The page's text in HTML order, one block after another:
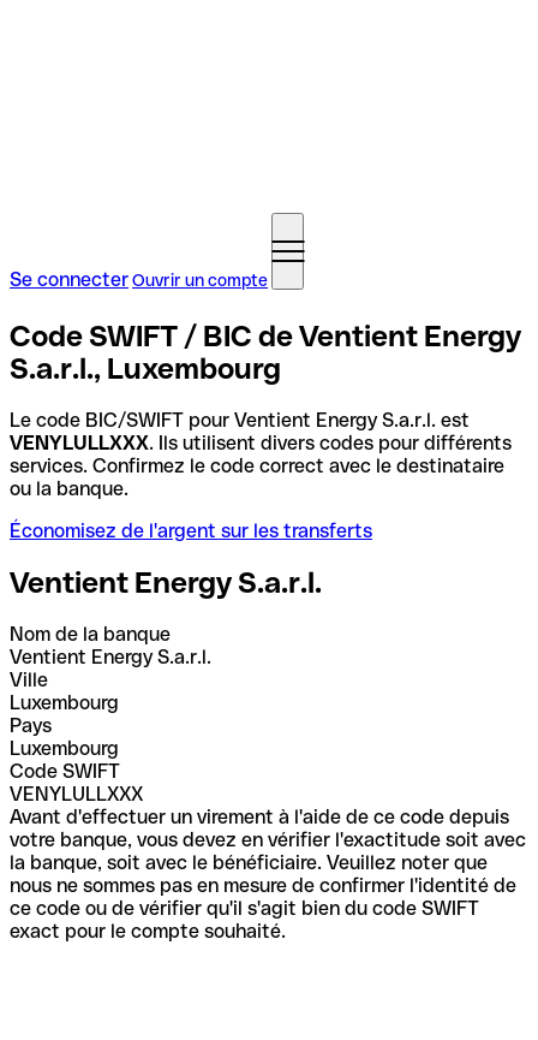
Se connecterOuvrir un compte
Code SWIFT / BIC de Ventient Energy
S.a.r.l., Luxembourg
Le code BIC/SWIFT pour Ventient Energy S.a.r.l. est
VENYLULLXXX. Ils utilisent divers codes pour différents
services. Confirmez le code correct avec le destinataire
ou la banque.
Économisez de l'argent sur les transferts
Ventient Energy S.a.r.l.
Nom de la banque
Ventient Energy S.a.r.l.
Ville
Luxembourg
Pays
Luxembourg
Code SWIFT
VENYLULLXXX
Avant d'effectuer un virement à l'aide de ce code depuis
votre banque, vous devez en vérifier l'exactitude soit avec
la banque, soit avec le bénéficiaire. Veuillez noter que
nous ne sommes pas en mesure de confirmer l'identité de
ce code ou de vérifier qu'il s'agit bien du code SWIFT
exact pour le compte souhaité.